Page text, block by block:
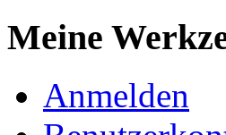
Meine
Anmelden